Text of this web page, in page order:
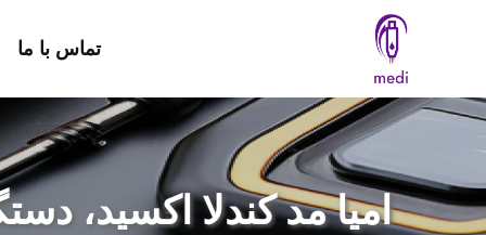
تماس با ما
امیا مد کندلا اکسید،